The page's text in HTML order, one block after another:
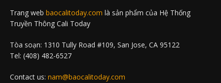
Trang web baocalitoday.com là sản phẩm của Hệ Thống
Truyền Thông Cali Today
Tòa soạn: 1310 Tully Road #109, San Jose, CA 95122
Tel: (408) 482-6527
Contact us: nam@baocalitoday.com